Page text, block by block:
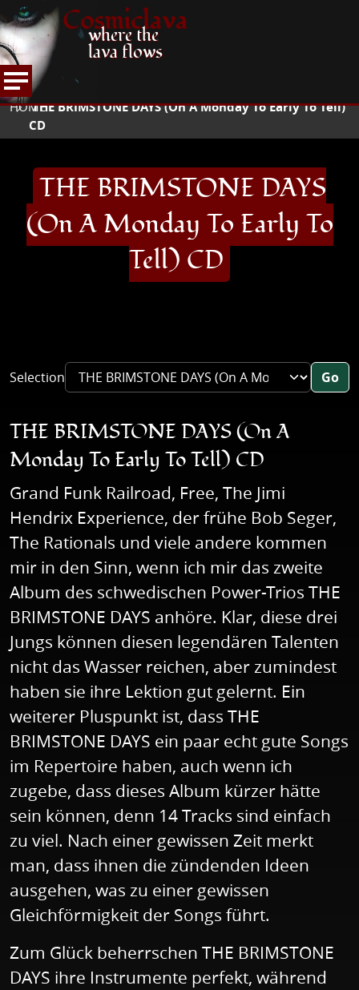
Cosmiclava
where the
lava flows
HOME
ARTIKEL UND MEHR
THE BRIMSTONE DAYS (On A Monday To Early To Tell)
CD
THE BRIMSTONE DAYS
(On A Monday To Early To
Tell) CD
Selection Go
THE BRIMSTONE DAYS (On A
Monday To Early To Tell) CD
Grand Funk Railroad, Free, The Jimi
Hendrix Experience, der frühe Bob Seger,
The Rationals und viele andere kommen
mir in den Sinn, wenn ich mir das zweite
Album des schwedischen Power-Trios THE
BRIMSTONE DAYS anhöre. Klar, diese drei
Jungs können diesen legendären Talenten
nicht das Wasser reichen, aber zumindest
haben sie ihre Lektion gut gelernt. Ein
weiterer Pluspunkt ist, dass THE
BRIMSTONE DAYS ein paar echt gute Songs
im Repertoire haben, auch wenn ich
zugebe, dass dieses Album kürzer hätte
sein können, denn 14 Tracks sind einfach
zu viel. Nach einer gewissen Zeit merkt
man, dass ihnen die zündenden Ideen
ausgehen, was zu einer gewissen
Gleichförmigkeit der Songs führt.
Zum Glück beherrschen THE BRIMSTONE
DAYS ihre Instrumente perfekt, während